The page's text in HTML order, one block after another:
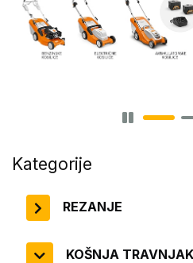
Kategorije
REZANJE
KOŠNJA